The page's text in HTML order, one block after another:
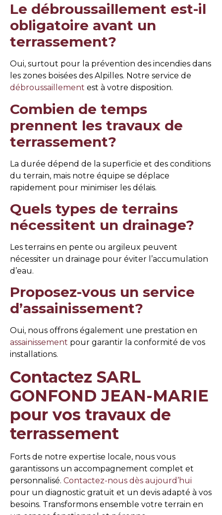
Le débroussaillement est-il
obligatoire avant un
terrassement?
Oui, surtout pour la prévention des incendies dans
les zones boisées des Alpilles. Notre service de
débroussaillement est à votre disposition.
Combien de temps
prennent les travaux de
terrassement?
La durée dépend de la superficie et des conditions
du terrain, mais notre équipe se déplace
rapidement pour minimiser les délais.
Quels types de terrains
nécessitent un drainage?
Les terrains en pente ou argileux peuvent
nécessiter un drainage pour éviter l’accumulation
d’eau.
Proposez-vous un service
d’assainissement?
Oui, nous offrons également une prestation en
assainissement pour garantir la conformité de vos
installations.
Contactez SARL
GONFOND JEAN-MARIE
pour vos travaux de
terrassement
Forts de notre expertise locale, nous vous
garantissons un accompagnement complet et
personnalisé. Contactez-nous dès aujourd’hui
pour un diagnostic gratuit et un devis adapté à vos
besoins. Transformons ensemble votre terrain en